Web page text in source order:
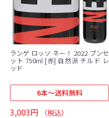
ランゲ ロッソ ネー！ 2022 プンセ
ット 750ml [赤] 自然派 チルド レ
ッド
6本～送料無料
3,003円 （税込）